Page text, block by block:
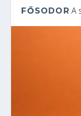
FŐSODOR A